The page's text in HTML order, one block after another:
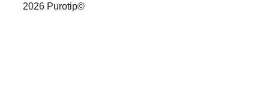
2026 Purotip©